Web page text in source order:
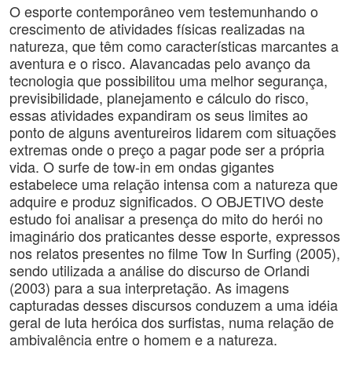
O esporte contemporâneo vem testemunhando o
crescimento de atividades físicas realizadas na
natureza, que têm como características marcantes a
aventura e o risco. Alavancadas pelo avanço da
tecnologia que possibilitou uma melhor segurança,
previsibilidade, planejamento e cálculo do risco,
essas atividades expandiram os seus limites ao
ponto de alguns aventureiros lidarem com situações
extremas onde o preço a pagar pode ser a própria
vida. O surfe de tow-in em ondas gigantes
estabelece uma relação intensa com a natureza que
adquire e produz significados. O OBJETIVO deste
estudo foi analisar a presença do mito do herói no
imaginário dos praticantes desse esporte, expressos
nos relatos presentes no filme Tow In Surfing (2005),
sendo utilizada a análise do discurso de Orlandi
(2003) para a sua interpretação. As imagens
capturadas desses discursos conduzem a uma idéia
geral de luta heróica dos surfistas, numa relação de
ambivalência entre o homem e a natureza.